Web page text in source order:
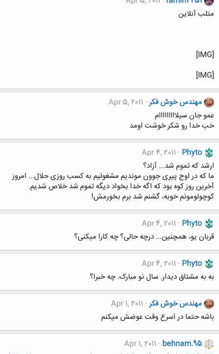
متلب آنلاين
[IMG]
[IMG]
مهندس خوش فکر Apr 5, 2011
عمو جان سیلااااااااام
خب خدا رو شکر خوشت اومد
Phyto
Apr 4, 2011
ارشد که تموم شد... آزاد؟
ما که در اوج پیری جوون موندیم مشغولیم به کسب روزی حلال... امروز
آخرین روز کوه بود که اگه خدا بخواد دیگه تموم شد خلاص شدیم.
کوچولومونم خوبه، گشنم شد برم بخورمش!
Phyto
Apr 4, 2011
قربان یو، همچنین... درچه حالی؟ چه کارا میکنی؟
Phyto
Apr 4, 2011
به به مشتاق دیدار. سال نو مبارک. چه خبرا؟
مهندس خوش فکر Apr 1, 2011
باشه حتما در اسرع وقت عوضش میکنم
behnam.95
Apr 1, 2011